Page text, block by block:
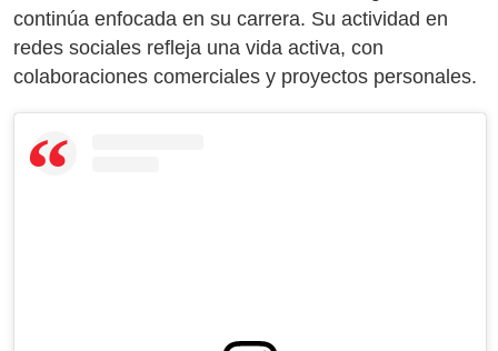
continúa enfocada en su carrera. Su actividad en
redes sociales refleja una vida activa, con
colaboraciones comerciales y proyectos personales.